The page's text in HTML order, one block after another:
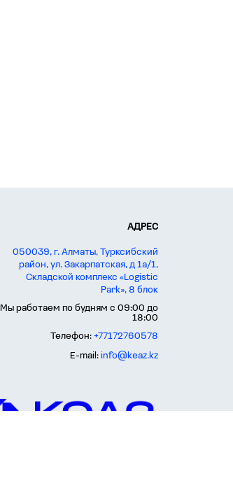
АДРЕС
050039, г. Алматы, Турксибский
район, ул. Закарпатская, д 1а/1,
Складской комплекс «Logistic
Park», 8 блок
Мы работаем по будням с 09:00 до
18:00
Телефон: +77172760578
E-mail: info@keaz.kz